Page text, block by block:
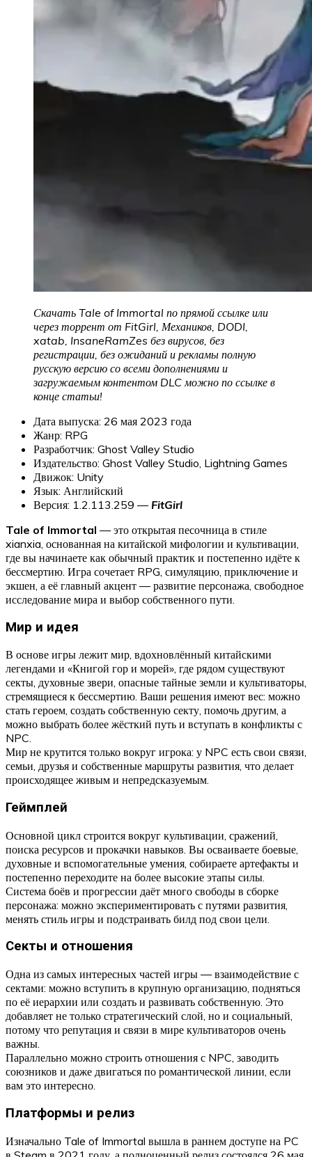
Скачать Tale of Immortal по прямой ссылке или
через торрент от FitGirl, Механиков, DODI,
xatab, InsaneRamZes без вирусов, без
регистрации, без ожиданий и рекламы полную
русскую версию со всеми дополнениями и
загружаемым контентом DLC можно по ссылке в
конце статьи!
Дата выпуска: 26 мая 2023 года
Жанр: RPG
Разработчик: Ghost Valley Studio
Издательство: Ghost Valley Studio, Lightning Games
Движок: Unity
Язык: Английский
Версия: 1.2.113.259 — FitGirl
Tale of Immortal — это открытая песочница в стиле
xianxia, основанная на китайской мифологии и культивации,
где вы начинаете как обычный практик и постепенно идёте к
бессмертию. Игра сочетает RPG, симуляцию, приключение и
экшен, а её главный акцент — развитие персонажа, свободное
исследование мира и выбор собственного пути.
Мир и идея
В основе игры лежит мир, вдохновлённый китайскими
легендами и «Книгой гор и морей», где рядом существуют
секты, духовные звери, опасные тайные земли и культиваторы,
стремящиеся к бессмертию. Ваши решения имеют вес: можно
стать героем, создать собственную секту, помочь другим, а
можно выбрать более жёсткий путь и вступать в конфликты с
NPC.
Мир не крутится только вокруг игрока: у NPC есть свои связи,
семьи, друзья и собственные маршруты развития, что делает
происходящее живым и непредсказуемым.
Геймплей
Основной цикл строится вокруг культивации, сражений,
поиска ресурсов и прокачки навыков. Вы осваиваете боевые,
духовные и вспомогательные умения, собираете артефакты и
постепенно переходите на более высокие этапы силы.
Система боёв и прогрессии даёт много свободы в сборке
персонажа: можно экспериментировать с путями развития,
менять стиль игры и подстраивать билд под свои цели.
Секты и отношения
Одна из самых интересных частей игры — взаимодействие с
сектами: можно вступить в крупную организацию, подняться
по её иерархии или создать и развивать собственную. Это
добавляет не только стратегический слой, но и социальный,
потому что репутация и связи в мире культиваторов очень
важны.
Параллельно можно строить отношения с NPC, заводить
союзников и даже двигаться по романтической линии, если
вам это интересно.
Платформы и релиз
Изначально Tale of Immortal вышла в раннем доступе на PC